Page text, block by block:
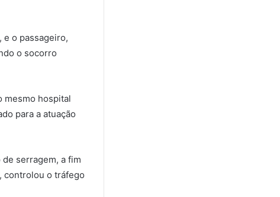
e o passageiro,
o socorro
mesmo hospital
para a atuação
serragem, a fim
controlou o tráfego